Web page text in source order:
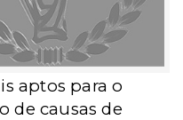
aptos para o
de causas de